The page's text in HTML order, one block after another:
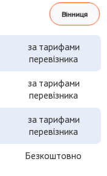
Вінниця
за тарифами
перевізника
за тарифами
перевізника
за тарифами
перевізника
Безкоштовно